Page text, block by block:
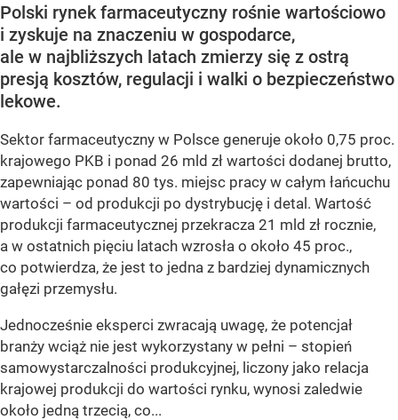
Polski rynek farmaceutyczny rośnie wartościowo
i zyskuje na znaczeniu w gospodarce,
ale w najbliższych latach zmierzy się z ostrą
presją kosztów, regulacji i walki o bezpieczeństwo
lekowe.
Sektor farmaceutyczny w Polsce generuje około 0,75 proc.
krajowego PKB i ponad 26 mld zł wartości dodanej brutto,
zapewniając ponad 80 tys. miejsc pracy w całym łańcuchu
wartości – od produkcji po dystrybucję i detal. Wartość
produkcji farmaceutycznej przekracza 21 mld zł rocznie,
a w ostatnich pięciu latach wzrosła o około 45 proc.,
co potwierdza, że jest to jedna z bardziej dynamicznych
gałęzi przemysłu.
Jednocześnie eksperci zwracają uwagę, że potencjał
branży wciąż nie jest wykorzystany w pełni – stopień
samowystarczalności produkcyjnej, liczony jako relacja
krajowej produkcji do wartości rynku, wynosi zaledwie
około jedną trzecią, co...